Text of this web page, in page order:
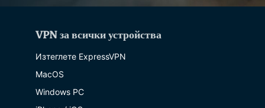
VPN за всички устройства
Изтеглете ExpressVPN
MacOS
Windows PC